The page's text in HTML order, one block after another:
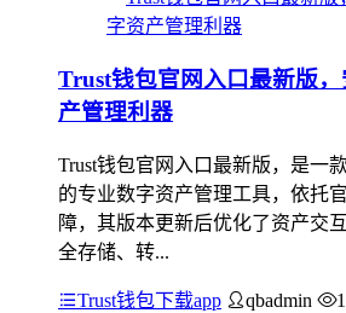
Trust钱包官网入口最新版
产管理利器
Trust钱包官网入口最新版，是一
的专业数字资产管理工具，依托
障，其版本更新后优化了资产交
全存储、转...
Trust钱包下载app qbadmin